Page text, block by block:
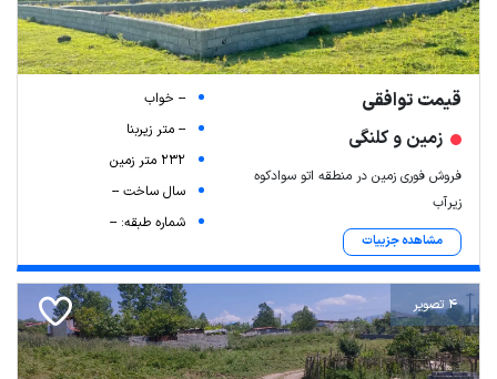
قیمت توافقی
زمین و کلنگی
فروش فوری زمین در منطقه اتو سوادکوه
زیرآب
مشاهده جزییات
-- خواب
-- متر زیربنا
232 متر زمین
سال ساخت --
شماره طبقه: --
4 تصویر